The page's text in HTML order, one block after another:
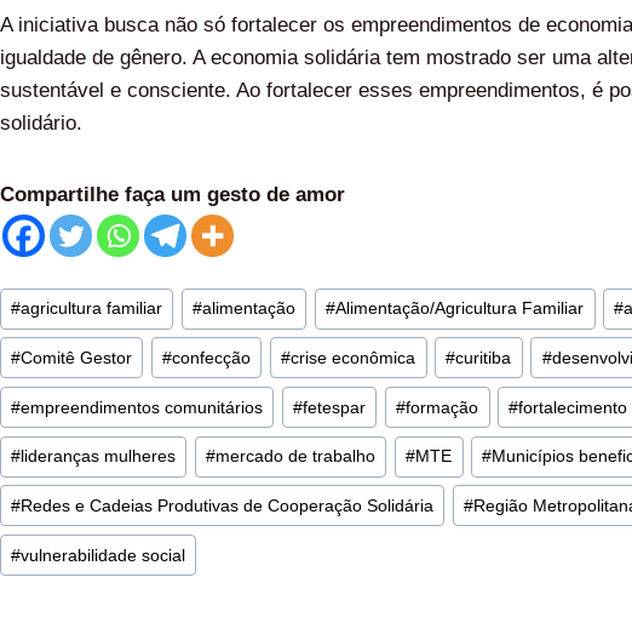
A iniciativa busca não só fortalecer os empreendimentos de
igualdade de gênero. A economia solidária tem mostrado ser uma
sustentável e consciente. Ao fortalecer esses empreendimentos, é
solidário.
Compartilhe faça um gesto de amor
#agricultura familiar #alimentação #Alimentação/Agricultura Familiar #
#Comitê Gestor #confecção #crise econômica #curitiba #
#empreendimentos comunitários #fetespar #formação #
# lideranças mulheres #mercado de trabalho #MTE #Municípios
#Redes e Cadeias Produtivas de Cooperação Solidária #Região
#vulnerabilidade social